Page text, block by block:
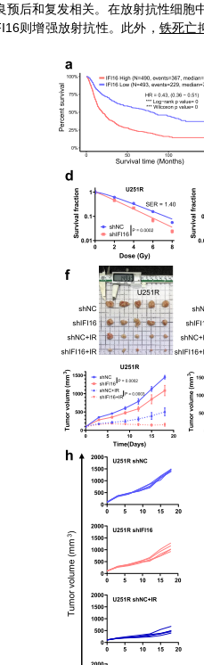
预后和复发相关。在放射抗性细胞
则增强放射抗性。此外， 铁死亡